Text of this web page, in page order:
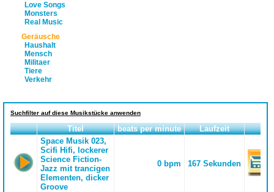
Love Songs
Monsters
Real Music
Geräusche
Haushalt
Mensch
Militaer
Tiere
Verkehr
Suchfilter auf diese Musikstücke anwenden
Titel beats per minute
Laufzeit
Space Musik 023,
Scifi Hifi, lockerer
Science Fiction-
Jazz mit trancigen
Elementen, dicker
Groove
0 bpm 167 Sekunden